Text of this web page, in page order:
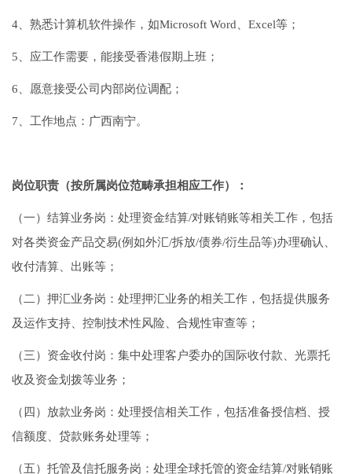
4、熟悉计算机软件操作，如Microsoft Word、Excel等；
5、应工作需要，能接受香港假期上班；
6、愿意接受公司内部岗位调配；
7、工作地点：广西南宁。
岗位职责（按所属岗位范畴承担相应工作）：
（一）结算业务岗：处理资金结算/对账销账等相关工作，包括
对各类资金产品交易(例如外汇/拆放/债券/衍生品等)办理确认、
收付清算、出账等；
（二）押汇业务岗：处理押汇业务的相关工作，包括提供服务
及运作支持、控制技术性风险、合规性审查等；
（三）资金收付岗：集中处理客户委办的国际收付款、光票托
收及资金划拨等业务；
（四）放款业务岗：处理授信相关工作，包括准备授信档、授
信额度、贷款账务处理等；
（五）托管及信托服务岗：处理全球托管的资金结算/对账销账